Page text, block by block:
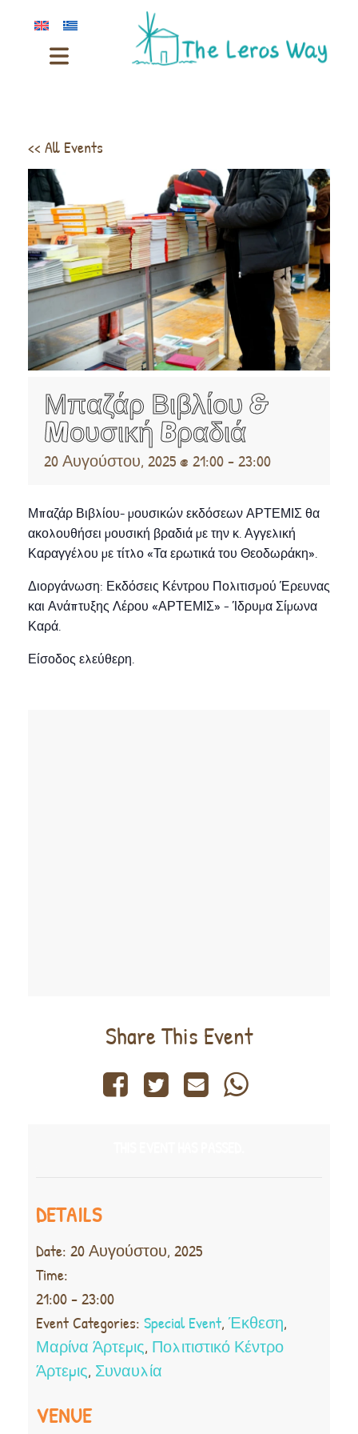
<< All Events
Μπαζάρ Βιβλίου &
Mουσική Bραδιά
20 Αυγούστου, 2025 @ 21:00-23:00
Μπαζάρ Βιβλίου- μουσικών εκδόσεων ΑΡΤΕΜΙΣ θα
ακολουθήσει μουσική βραδιά με την κ. Αγγελική
Καραγγέλου με τίτλο «Τα ερωτικά του Θεοδωράκη».
Διοργάνωση: Εκδόσεις Κέντρου Πολιτισμού Έρευνας
και Ανάπτυξης Λέρου «ΑΡΤΕΜΙΣ» – Ίδρυμα Σίμωνα
Καρά.
Είσοδος ελεύθερη.
Share This Event
DETAILS
Date: 20 Αυγούστου, 2025
Time:
21:00 - 23:00
Event Categories: Special Event, Έκθεση,
Μαρίνα Άρτεμις, Πολιτιστικό Κέντρο
Άρτεμις, Συναυλία
VENUE